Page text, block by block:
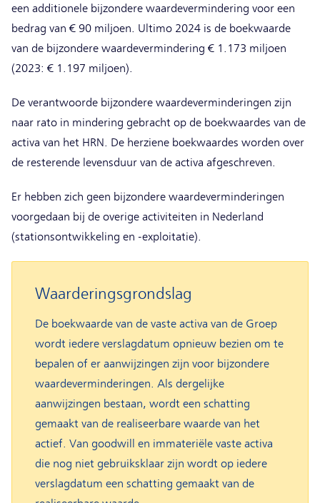
een additionele bijzondere waardevermindering voor een
bedrag van € 90 miljoen. Ultimo 2024 is de boekwaarde
van de bijzondere waardevermindering € 1.173 miljoen
(2023: € 1.197 miljoen).
De verantwoorde bijzondere waardeverminderingen zijn
naar rato in mindering gebracht op de boekwaardes van de
activa van het HRN. De herziene boekwaardes worden over
de resterende levensduur van de activa afgeschreven.
Er hebben zich geen bijzondere waardeverminderingen
voorgedaan bij de overige activiteiten in Nederland
(stationsontwikkeling en -exploitatie).
Waarderingsgrondslag
De boekwaarde van de vaste activa van de Groep
wordt iedere verslagdatum opnieuw bezien om te
bepalen of er aanwijzingen zijn voor bijzondere
waardeverminderingen. Als dergelijke
aanwijzingen bestaan, wordt een schatting
gemaakt van de realiseerbare waarde van het
actief. Van goodwill en immateriële vaste activa
die nog niet gebruiksklaar zijn wordt op iedere
verslagdatum een schatting gemaakt van de